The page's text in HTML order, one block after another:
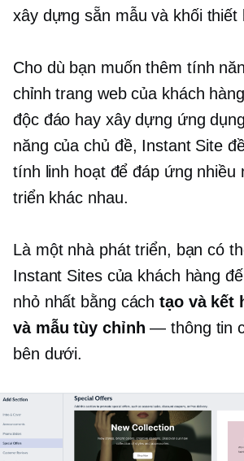
xây dựng sẵn mẫu và khối thiết
Cho dù bạn muốn thêm tính
chỉnh trang web của khách
độc đáo hay xây dựng ứng
năng của chủ đề, Instant Site
tính linh hoạt để đáp ứng nhiều
triển khác nhau.
Là một nhà phát triển, bạn có
Instant Sites của khách hàng
nhỏ nhất bằng cáchtạo và kết
và mẫu tùy chỉnh — thông tin
bên dưới.